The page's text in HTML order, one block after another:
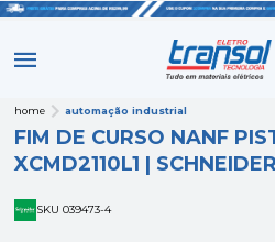
home automação industrial
FIM DE CURSO NANF
XCMD2110L1 | SCHNEIDER
SKU 039473-4